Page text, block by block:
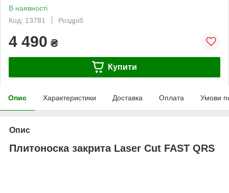
В наявності
Код: 13781
Роздріб
4 490 ₴
Купити
Опис Характеристики Доставка Оплата Умови
Опис
Плитоноска закрита Laser Cut FAST QRS